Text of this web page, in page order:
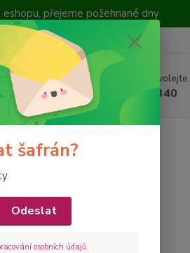
přejeme požehnané dny
Nevíte si rady? Zavolejte.
+420 728 649 340
šafrán?
Odeslat
osobních údajů.